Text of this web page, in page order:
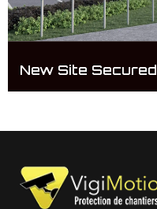
New Site Secured